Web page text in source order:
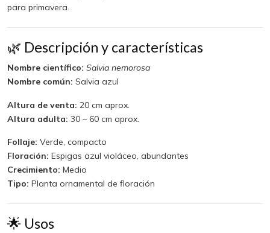
para primavera.
🌿 Descripción y características
Nombre científico: Salvia nemorosa
Nombre común: Salvia azul
Altura de venta: 20 cm aprox.
Altura adulta: 30 – 60 cm aprox.
Follaje: Verde, compacto
Floración: Espigas azul violáceo, abundantes
Crecimiento: Medio
Tipo: Planta ornamental de floración
🌟 Usos